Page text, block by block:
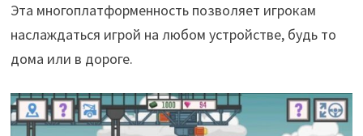
Эта многоплатформенность позволяет игрокам
наслаждаться игрой на любом устройстве, будь то
дома или в дороге.